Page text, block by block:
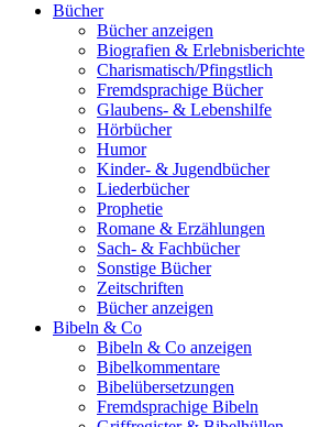
Bücher
Bücher anzeigen
Biografien & Erlebnisberichte
Charismatisch/Pfingstlich
Fremdsprachige Bücher
Glaubens- & Lebenshilfe
Hörbücher
Humor
Kinder- & Jugendbücher
Liederbücher
Prophetie
Romane & Erzählungen
Sach- & Fachbücher
Sonstige Bücher
Zeitschriften
Bücher anzeigen
Bibeln & Co
Bibeln & Co anzeigen
Bibelkommentare
Bibelübersetzungen
Fremdsprachige Bibeln